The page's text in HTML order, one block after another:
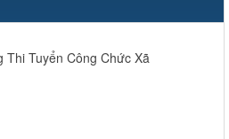
Thi Tuyển Công Chức Xã